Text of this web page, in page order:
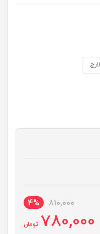
810,000
4%
780,000 تومان